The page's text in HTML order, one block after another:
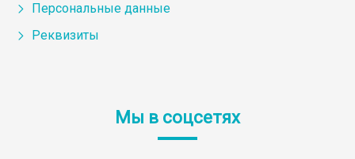
Персональные данные
Реквизиты
Мы в соцсетях